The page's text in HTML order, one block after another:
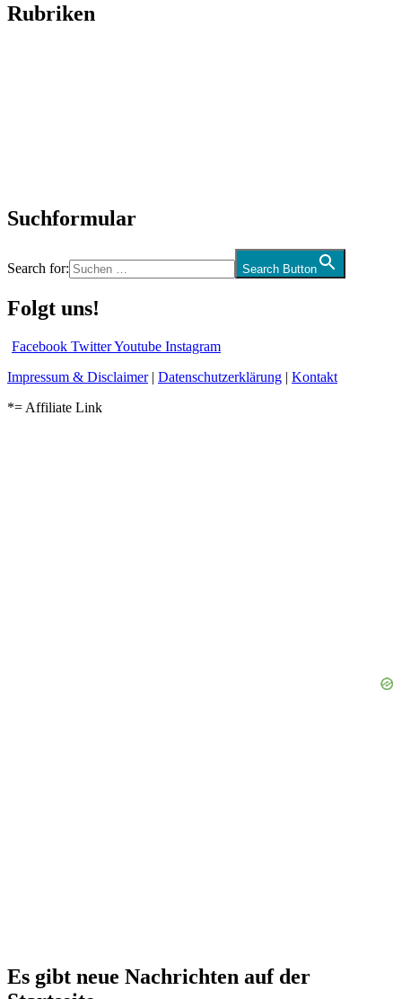
Rubriken
Suchformular
Search for: Search Button
Folgt uns!
Facebook TwitterYoutube Instagram
Impressum & Disclaimer| Datenschutzerklärung | Kontakt
*= Affiliate Link
Es gibt neue Nachrichten auf der